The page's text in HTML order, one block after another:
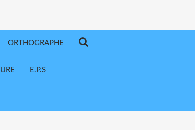
ORTHOGRAPHE
E.P.S